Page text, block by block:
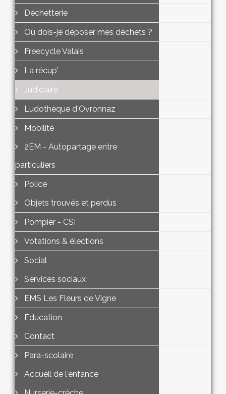
Déchetterie
Où dois-je déposer mes déchets ?
Freecycle Valais
La récup'
Judiciaire
Ludothèque d'Ovronnaz
Mobilité
2EM - Autopartage entre
particuliers
Police
Objets trouvés et perdus
Pompier - CSI
Votations & élections
Social
Services sociaux
EMS Les Fleurs de Vigne
Education
Contact
Para-scolaire
Accueil de l'enfance